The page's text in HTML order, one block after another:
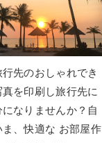
先のおしゃれでき
を印刷し旅行先に
なりませんか？自
、快適な お部屋作